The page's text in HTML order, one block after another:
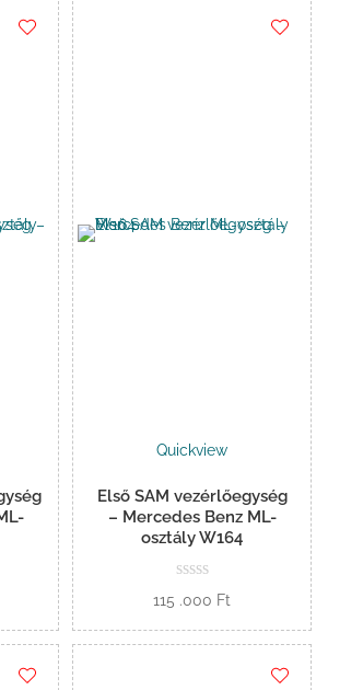
90
.000 Ft
Quickview
Első SAM vezérlőegység
– Mercedes Benz ML-
osztály W164
115 .000 Ft
Kosárba